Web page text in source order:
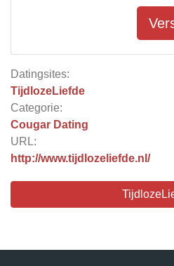
Datingsites:
TijdlozeLiefde
Categorie:
Cougar Dating
URL:
http://www.tijdlozeliefde.nl/